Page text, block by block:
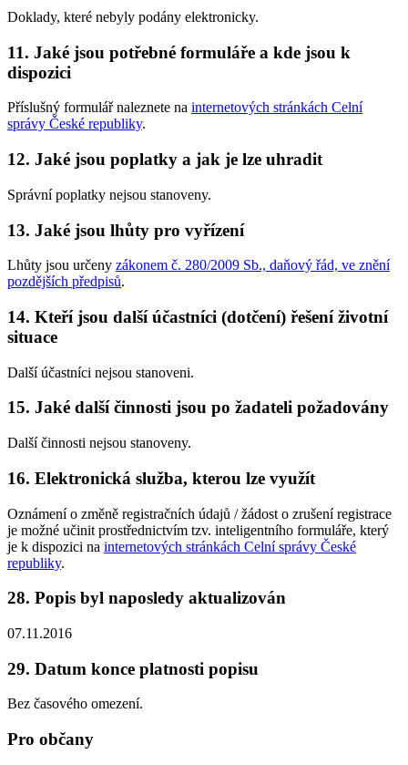
Doklady, které nebyly podány elektronicky.
11. Jaké jsou potřebné formuláře a kde jsou k
dispozici
Příslušný formulář naleznete na internetových stránkách Celní
správy České republiky.
12. Jaké jsou poplatky a jak je lze uhradit
Správní poplatky nejsou stanoveny.
13. Jaké jsou lhůty pro vyřízení
Lhůty jsou určeny zákonem č. 280/2009 Sb., daňový řád, ve znění
pozdějších předpisů.
14. Kteří jsou další účastníci (dotčení) řešení životní
situace
Další účastníci nejsou stanoveni.
15. Jaké další činnosti jsou po žadateli požadovány
Další činnosti nejsou stanoveny.
16. Elektronická služba, kterou lze využít
Oznámení o změně registračních údajů / žádost o zrušení registrace
je možné učinit prostřednictvím tzv. inteligentního formuláře, který
je k dispozici na internetových stránkách Celní správy České
republiky.
28. Popis byl naposledy aktualizován
07.11.2016
29. Datum konce platnosti popisu
Bez časového omezení.
Pro občany